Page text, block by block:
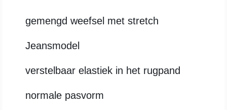
gemengd weefsel met stretch
Jeansmodel
verstelbaar elastiek in het rugpand
normale pasvorm